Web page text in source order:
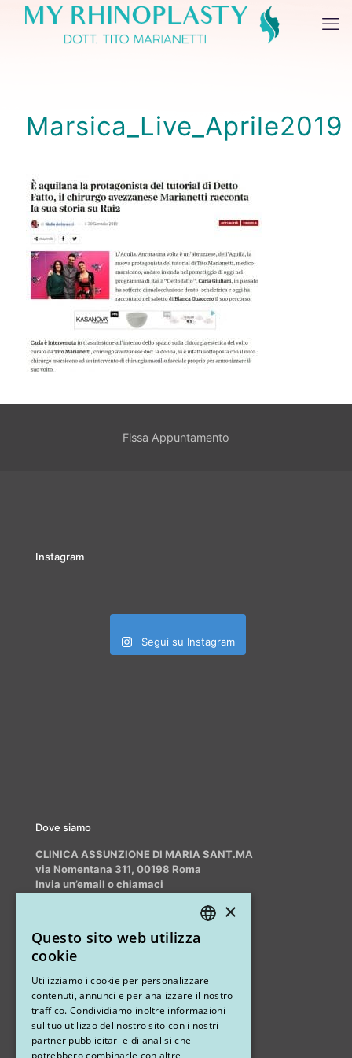
Marsica_Live_Aprile2019
Fissa Appuntamento
Instagram
Segui su Instagram
Dove siamo
CLINICA ASSUNZIONE DI MARIA SANT.MA
via Nomentana 311, 00198 Roma
Invia un’email o chiamaci
Altri studi
STUDIO MARIANETTI MED
via Sandro Pertini 26, 67051 Avezzano (AQ)
×
Questo sito web utilizza
cookie
Utilizziamo i cookie per personalizzare
contenuti, annunci e per analizzare il nostro
traffico. Condividiamo inoltre informazioni
sul tuo utilizzo del nostro sito con i nostri
partner pubblicitari e di analisi che
potrebbero combinarle con altre